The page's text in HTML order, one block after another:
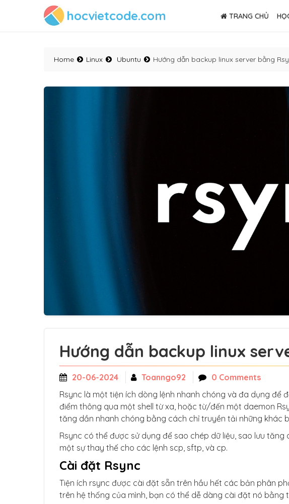
hocvietcode.com TRANG CHỦ
Home Linux Ubuntu Hướng dẫn backup linux server bằng
Hướng dẫn backup linux
20-06-2024 Toanngo92
0 Comments
Rsync là một tiện ích dòng lệnh nhanh chóng và đa dụng để
điểm thông qua một shell từ xa, hoặc từ/đến một daemon
tăng dần nhanh chóng bằng cách chỉ truyền tải những khác
Rsync có thể được sử dụng để sao chép dữ liệu, sao lưu
một sự thay thế cho các lệnh scp, sftp, và cp.
Cài đặt Rsync
Tiện ích rsync được cài đặt sẵn trên hầu hết các bản phân
trên hệ thống của mình, bạn có thể dễ dàng cài đặt nó bằng